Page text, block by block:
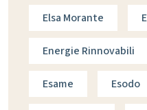
Elsa Morante
Energie Rinnovabili
Esame Esodo